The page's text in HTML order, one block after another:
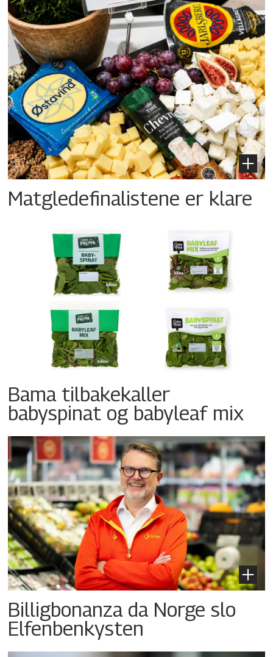
Matgledefinalistene er klare
Bama tilbakekaller
babyspinat og babyleaf mix
Billigbonanza da Norge slo
Elfenbenkysten